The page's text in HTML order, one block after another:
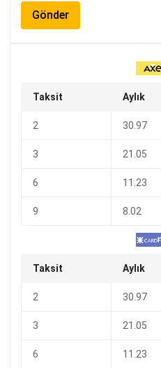
Taksit Aylık
2 30.97
3 21.05
6 11.23
9 8.02
Taksit Aylık
2 30.97
3 21.05
6 11.23